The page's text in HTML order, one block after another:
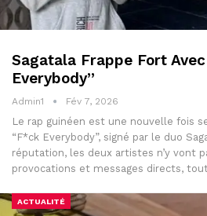
Sagatala Frappe Fort
Everybody”
Admin1 Fév 7, 2026
Le rap guinéen est une nouvelle fois
“F*ck Everybody”, signé par le duo
réputation, les deux artistes n’y vont
provocations et messages directs,
ACTUALITÉ